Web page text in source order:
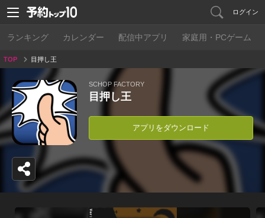
ログイン
ランキング カレンダー 配信中アプリ 家庭用・PCゲーム
TOP 目押し王
SCHOP FACTORY
目押し王
アプリをダウンロード